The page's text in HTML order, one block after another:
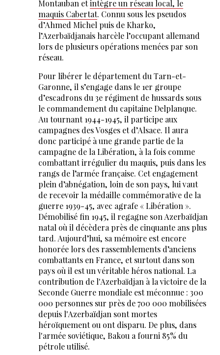
Montauban etintègre un réseau local, le
maquis Cabertat. Connu sous les pseudos
d’Ahmed Michel puis de Kharko,
l’Azerbaïdjanais harcèle l’occupant allemand
lors de plusieurs opérations menées par son
réseau.
Pour libérer le département du Tarn-et-
Garonne, il s’engage dans le 1er groupe
d’escadrons du 3e régiment de hussards sous
le commandement du capitaine Delplanque.
Au tournant 1944-1945, il participe aux
campagnes des Vosges et d’Alsace. Il aura
donc participé à une grande partie de la
campagne de la Libération, à la fois comme
combattant irrégulier du maquis, puis dans les
rangs de l’armée française. Cet engagement
plein d’abnégation, loin de son pays, lui vaut
de recevoir la médaille commémorative de la
guerre 1939-45, avec agrafe « Libération ».
Démobilisé fin 1945, il regagne son Azerbaïdjan
natal où il décèdera près de cinquante ans plus
tard. Aujourd’hui, sa mémoire est encore
honorée lors des rassemblements d’anciens
combattants en France, et surtout dans son
pays où il est un véritable héros national. La
contribution de l'Azerbaïdjan à la victoire de la
Seconde Guerre mondiale est méconnue : 300
000 personnes sur près de 700 000 mobilisées
depuis l'Azerbaïdjan sont mortes
héroïquement ou ont disparu. De plus, dans
l'armée soviétique, Bakou a fourni 85% du
pétrole utilisé.